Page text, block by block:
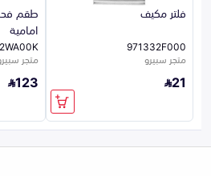
فلتر مكيف
971332F000
متجر سبيرو
21
طقم
امامية
متجر
123